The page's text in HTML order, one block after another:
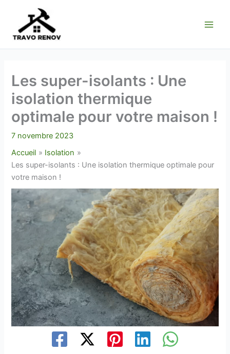
contenu
Les super-isolants : Une
isolation thermique
optimale pour votre maison !
7 novembre 2023
Accueil
Isolation
Les super-isolants : Une isolation thermique optimale pour
votre maison !